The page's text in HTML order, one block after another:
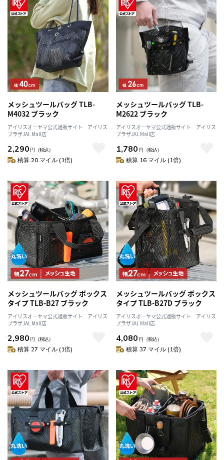
メッシュツールバッグ TLB-
M4032 ブラック
アイリスオーヤマ公式通販サイト アイリス
プラザJAL Mall店
2,290 円 （税込）
積算 20 マイル (1倍)
メッシュツールバッグ TLB-
M2622 ブラック
アイリスオーヤマ公式通販サイト アイリス
プラザJAL Mall店
1,780 円 （税込）
積算 16 マイル (1倍)
メッシュツールバッグ ボックス
タイプ TLB-B27 ブラック
アイリスオーヤマ公式通販サイト アイリス
プラザJAL Mall店
2,980 円 （税込）
積算 27 マイル (1倍)
メッシュツールバッグ ボックス
タイプ TLB-B27D ブラック
アイリスオーヤマ公式通販サイト アイリス
プラザJAL Mall店
4,080 円 （税込）
積算 37 マイル (1倍)